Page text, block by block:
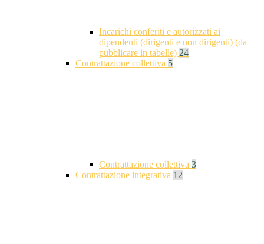
Incarichi conferiti e autorizzati ai
dipendenti (dirigenti e non dirigenti) (da
pubblicare in tabelle) 24
Contrattazione collettiva 5
Contrattazione collettiva 3
Contrattazione integrativa 12